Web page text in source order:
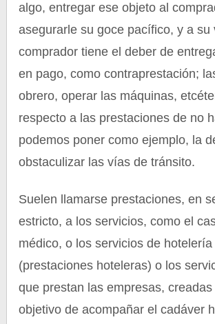
algo, entregar ese objeto al
asegurarle su goce pacífico, y a su
comprador tiene el deber de
en pago, como contraprestación;
obrero, operar las máquinas,
respecto a las prestaciones de no
podemos poner como ejemplo, la
obstaculizar las vías de tránsito.
Suelen llamarse prestaciones, en
estricto, a los servicios, como el
médico, o los servicios de hotelería
(prestaciones hoteleras) o los
que prestan las empresas, creadas
objetivo de acompañar el cadáver